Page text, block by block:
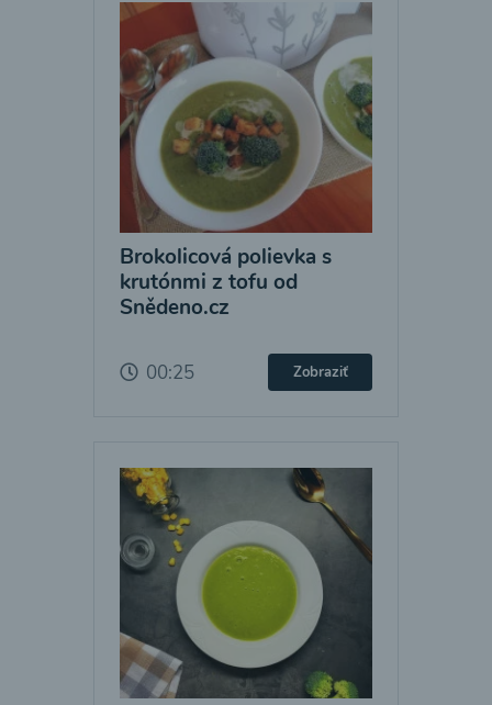
Brokolicová polievka s
krutónmi z tofu od
Snědeno.cz
00:25 Zobraziť